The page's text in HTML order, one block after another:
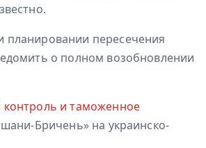
пересечения
о полном возобновлении
и таможенное
Бричень» на украинско-